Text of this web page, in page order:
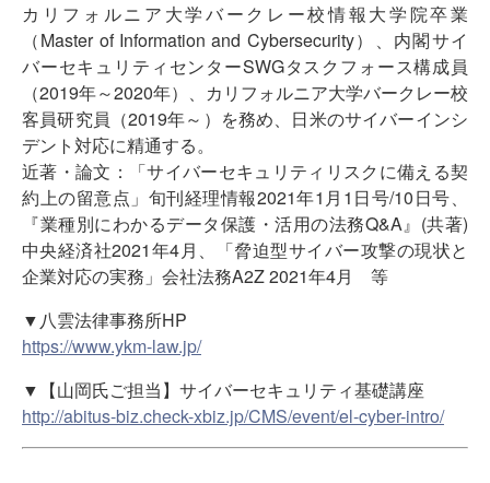
カリフォルニア大学バークレー校情報大学院卒業
（Master of Information and Cybersecurity）、内閣サイ
バーセキュリティセンターSWGタスクフォース構成員
（2019年～2020年）、カリフォルニア大学バークレー校
客員研究員（2019年～）を務め、日米のサイバーインシ
デント対応に精通する。
近著・論文：「サイバーセキュリティリスクに備える契
約上の留意点」旬刊経理情報2021年1月1日号/10日号、
『業種別にわかるデータ保護・活用の法務Q&A』(共著)
中央経済社2021年4月、「脅迫型サイバー攻撃の現状と
企業対応の実務」会社法務A2Z 2021年4月 等
▼八雲法律事務所HP
https://www.ykm-law.jp/
▼【山岡氏ご担当】サイバーセキュリティ基礎講座
http://abitus-biz.check-xbiz.jp/CMS/event/el-cyber-intro/